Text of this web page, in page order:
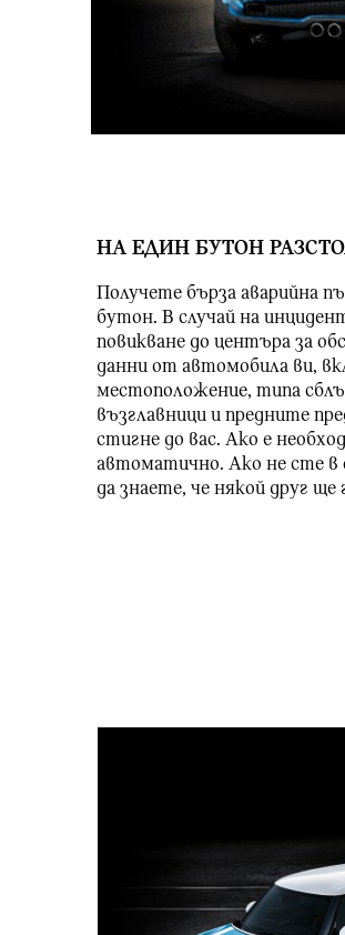
НА ЕДИН БУТОН
Получете бърза аварийна
бутон. В случай на
повикване до центъра за
данни от автомобила ви,
местоположение, типа
възглавници и предните
стигне до вас. Ако е
автоматично. Ако не сте в
да знаете, че някой друг ще